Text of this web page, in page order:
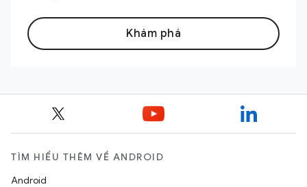
Khám phá
TÌM HIỂU THÊM VỀ ANDROID
Android